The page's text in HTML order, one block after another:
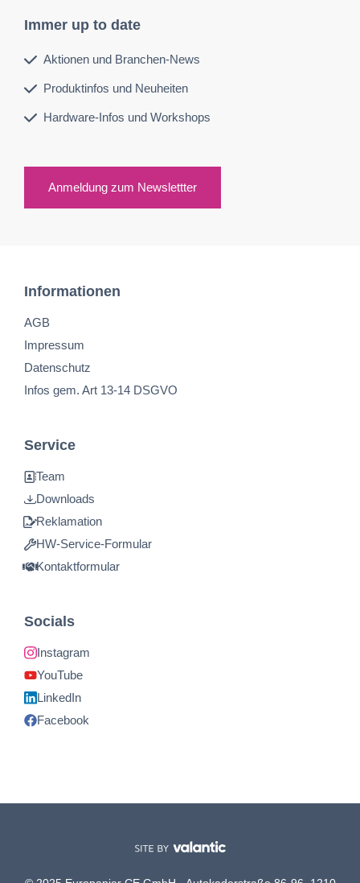
Immer up to date
Aktionen und Branchen-News
Produktinfos und Neuheiten
Hardware-Infos und Workshops
Anmeldung zum Newslettter
Informationen
AGB
Impressum
Datenschutz
Infos gem. Art 13-14 DSGVO
Service
Team
Downloads
Reklamation
HW-Service-Formular
Kontaktformular
Socials
Instagram
YouTube
LinkedIn
Facebook